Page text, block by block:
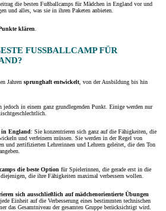
die besten Fußballcamps für Mädchen in England vor und
und alles, was sie in ihren Paketen anbieten.
klären
FUSSBALLCAMP FÜR M
Jahren sprunghaft entwickelt , von der Ausbildung bis hin
jedoch in einem ganz grundlegenden Punkt. Einige werden nur
in England: Sie konzentrieren sich ganz auf die Fähigkeiten, die
und verfeinern müssen. Sie werden in der Regel von
und zertifizierten Lehrerinnen und Lehrern geleitet, die den Ton
die beste Option für Spielerinnen, die gerade erst in die
die ihre Fähigkeiten maximal verbessern wollen.
sich ausschließlich auf mädchenorientierte Übungen
jede Einheit auf die Verbesserung eines bestimmten technischen
das Gesamtniveau der gesamten Gruppe berücksichtigt wird.